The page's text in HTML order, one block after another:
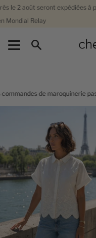
Passer
contenu
page
à partir du 13 août
Recherche
passées à partir du 2